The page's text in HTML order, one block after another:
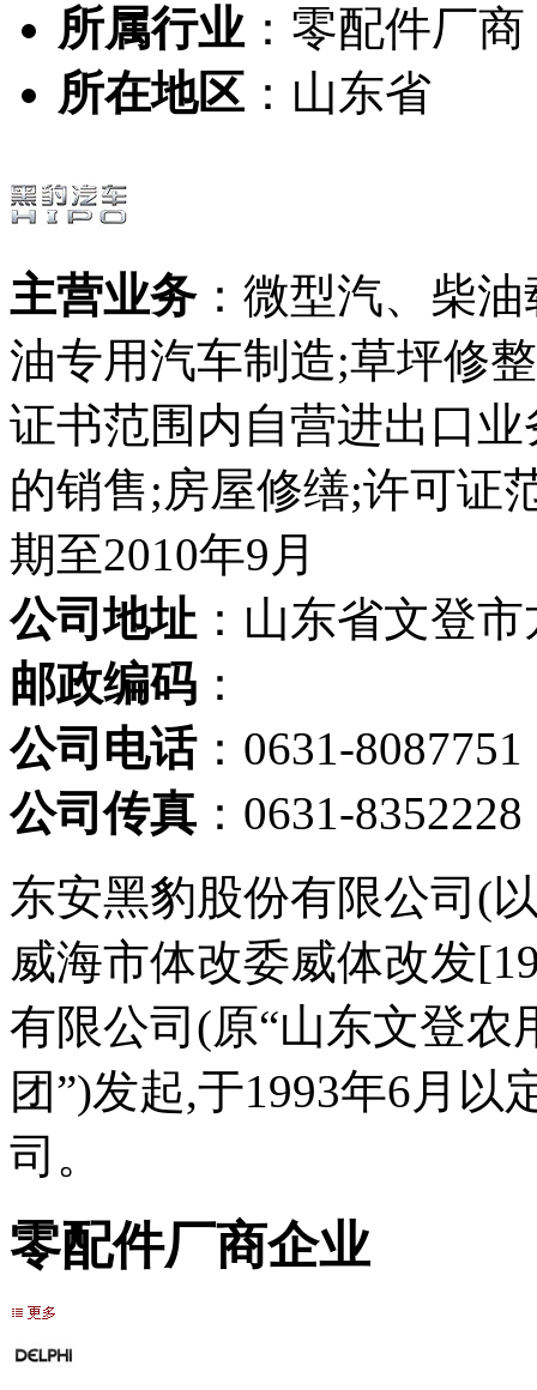
所属行业 ：零配件厂商
所在地区 ：山东省
主营业务：微型汽、柴
油专用汽车制造;草坪修
证书范围内自营进出口
的销售;房屋修缮;许可证
期至2010年9月
公司地址 ：山东省文登
邮政编码 ：
公司电话：0631-8087751
公司传真 ：0631-8352228
东安黑豹股份有限公司(
威海市体改委威体改发
有限公司(原“山东文登农
团”)发起,于1993年6月
司。
零配件厂商企业